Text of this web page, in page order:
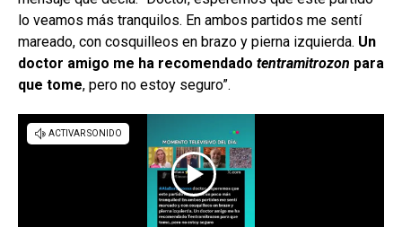
lo veamos más tranquilos. En ambos partidos me sentí
mareado, con cosquilleos en brazo y pierna izquierda. Un
doctor amigo me ha recomendado tentramitrozon para
que tome, pero no estoy seguro”.